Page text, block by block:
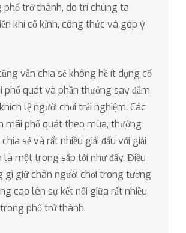
phổ trở thành, do trí chúng ta
khí cố kỉnh, công thức và góp ý
vẫn chia sẻ không hề ít dụng cố
phổ quát và phần thưởng say đắm
lệ người chơi trải nghiệm. Các
mãi phổ quát theo mùa, thưởng
sẻ và rất nhiều giải đấu với giải
một trong sắp tới như đấy. Điều
gì giữ chân người chơi trong tương
cao lên sự kết nối giữa rất nhiều
phổ trở thành.